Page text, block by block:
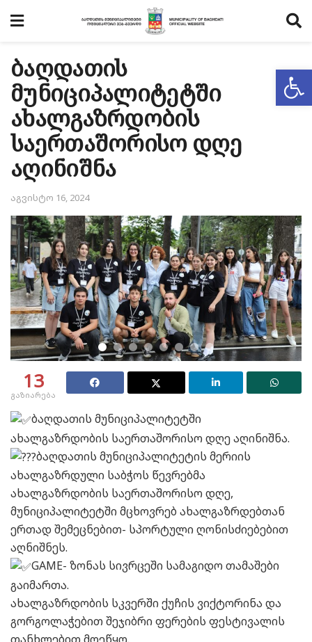
ბაღდათის
მუნიციპალიტეტში
ახალგაზრდობის
საერთაშორისო დღე
აღინიშნა
აგვისტო 16, 2024
13
გაზიარება
ბაღდათის მუნიციპალიტეტში
ახალგაზრდობის საერთაშორისო დღე აღინიშნა.
ბაღდათის მუნიციპალიტეტის მერიის
ახალგაზრდული საბჭოს წევრებმა
ახალგაზრდობის საერთაშორისო დღე,
მუნიციპალიტეტში მცხოვრებ ახალგაზრდებთან
ერთად შემეცნებით- სპორტული ღონისძიებებით
აღნიშნეს.
GAME- ზონას სივრცეში სამაგიდო თამაშები
გაიმართა.
ახალგაზრდობის სკვერში ქუჩის ვიქტორინა და
გორგოლაჭებით შეჯიბრი ფერების ფესტივალის